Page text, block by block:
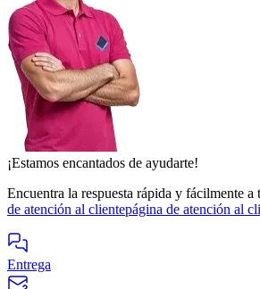
¡Estamos encantados de ayudarte!
Encuentra la respuesta rápida y fácilmente a
de atención al clientepágina de atención al
Entrega